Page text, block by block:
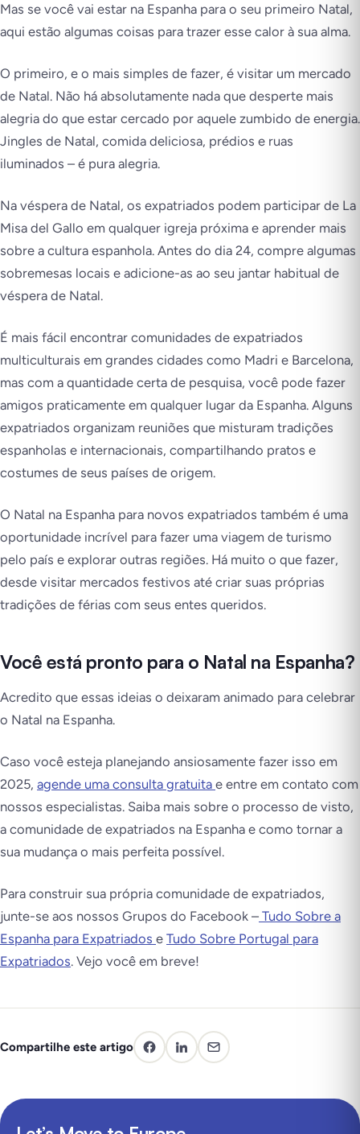
Mas se você vai estar na Espanha para o seu primeiro Natal,
aqui estão algumas coisas para trazer esse calor à sua alma.
O primeiro, e o mais simples de fazer, é visitar um mercado
de Natal. Não há absolutamente nada que desperte mais
alegria do que estar cercado por aquele zumbido de energia.
Jingles de Natal, comida deliciosa, prédios e ruas
iluminados – é pura alegria.
Na véspera de Natal, os expatriados podem participar de La
Misa del Gallo em qualquer igreja próxima e aprender mais
sobre a cultura espanhola. Antes do dia 24, compre algumas
sobremesas locais e adicione-as ao seu jantar habitual de
véspera de Natal.
É mais fácil encontrar comunidades de expatriados
multiculturais em grandes cidades como Madri e Barcelona,
mas com a quantidade certa de pesquisa, você pode fazer
amigos praticamente em qualquer lugar da Espanha. Alguns
expatriados organizam reuniões que misturam tradições
espanholas e internacionais, compartilhando pratos e
costumes de seus países de origem.
O Natal na Espanha para novos expatriados também é uma
oportunidade incrível para fazer uma viagem de turismo
pelo país e explorar outras regiões. Há muito o que fazer,
desde visitar mercados festivos até criar suas próprias
tradições de férias com seus entes queridos.
Você está pronto para o Natal na Espanha?
Acredito que essas ideias o deixaram animado para celebrar
o Natal na Espanha.
Caso você esteja planejando ansiosamente fazer isso em
2025, agende uma consulta gratuita e entre em contato com
nossos especialistas. Saiba mais sobre o processo de visto,
a comunidade de expatriados na Espanha e como tornar a
sua mudança o mais perfeita possível.
Para construir sua própria comunidade de expatriados,
junte-se aos nossos Grupos do Facebook – Tudo Sobre a
Espanha para Expatriados e Tudo Sobre Portugal para
Expatriados. Vejo você em breve!
Compartilhe este artigo